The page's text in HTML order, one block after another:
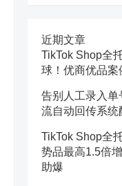
近期文章
TikTok Shop全
球！优商优品
告别人工录入单
流自动回传系统
TikTok Shop全
势品最高1.5倍
助爆